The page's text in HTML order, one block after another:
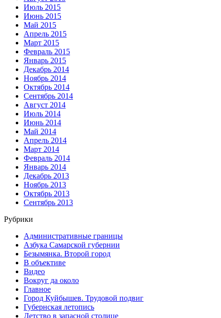
Июль 2015
Июнь 2015
Май 2015
Апрель 2015
Март 2015
Февраль 2015
Январь 2015
Декабрь 2014
Ноябрь 2014
Октябрь 2014
Сентябрь 2014
Август 2014
Июль 2014
Июнь 2014
Май 2014
Апрель 2014
Март 2014
Февраль 2014
Январь 2014
Декабрь 2013
Ноябрь 2013
Октябрь 2013
Сентябрь 2013
Рубрики
Административные границы
Азбука Самарской губернии
Безымянка. Второй город
В объективе
Видео
Вокруг да около
Главное
Город Куйбышев. Трудовой подвиг
Губернская летопись
Детство в запасной столице